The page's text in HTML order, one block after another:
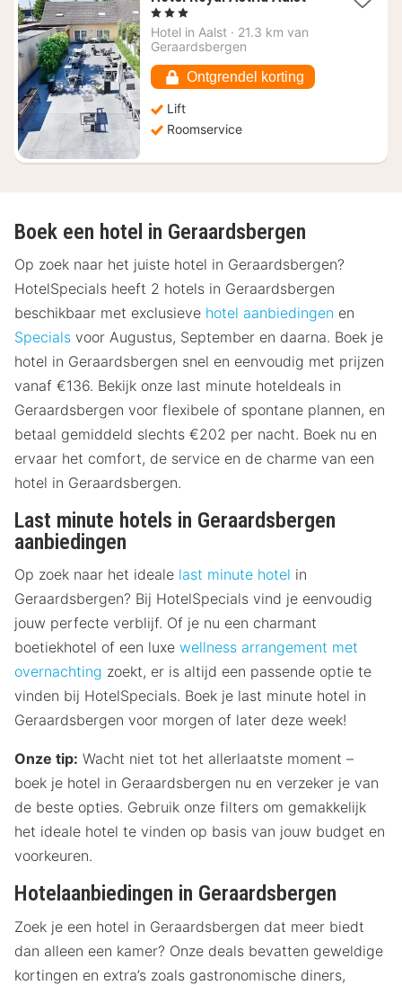
vanaf
, 3 Sterren
Hotel in Aalst · 21.3 km van
Geraardsbergen
Ontgrendel korting
Lift
Roomservice
Boek een hotel in Geraardsbergen
Op zoek naar het juiste hotel in Geraardsbergen?
HotelSpecials heeft 2 hotels in Geraardsbergen
beschikbaar met exclusieve hotel aanbiedingen en
Specials voor Augustus, September en daarna. Boek je
hotel in Geraardsbergen snel en eenvoudig met prijzen
vanaf €136. Bekijk onze last minute hoteldeals in
Geraardsbergen voor flexibele of spontane plannen, en
betaal gemiddeld slechts €202 per nacht. Boek nu en
ervaar het comfort, de service en de charme van een
hotel in Geraardsbergen.
Last minute hotels in Geraardsbergen
aanbiedingen
Op zoek naar het ideale last minute hotel in
Geraardsbergen? Bij HotelSpecials vind je eenvoudig
jouw perfecte verblijf. Of je nu een charmant
boetiekhotel of een luxe wellness arrangement met
overnachting zoekt, er is altijd een passende optie te
vinden bij HotelSpecials. Boek je last minute hotel in
Geraardsbergen voor morgen of later deze week!
Onze tip: Wacht niet tot het allerlaatste moment –
boek je hotel in Geraardsbergen nu en verzeker je van
de beste opties. Gebruik onze filters om gemakkelijk
het ideale hotel te vinden op basis van jouw budget en
voorkeuren.
Hotelaanbiedingen in Geraardsbergen
Zoek je een hotel in Geraardsbergen dat meer biedt
dan alleen een kamer? Onze deals bevatten geweldige
kortingen en extra’s zoals gastronomische diners,